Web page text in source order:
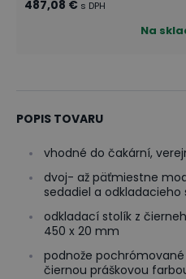
487,08 € s DPH
Na
POPIS TOVARU
vhodné do čakární,
dvoj- až päťmiestne
sedadiel a odkladacieho
odkladací stolík z
450 x 20 mm
podnože
čiernou práškovou